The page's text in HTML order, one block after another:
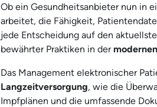
Ob ein Gesundheitsanbieter nun in
arbeitet, die Fähigkeit,
jede Entscheidung auf den
bewährter Praktiken in der
Das Management elektronischer
Langzeitversorgung, wie die
Impfplänen und die umfassende